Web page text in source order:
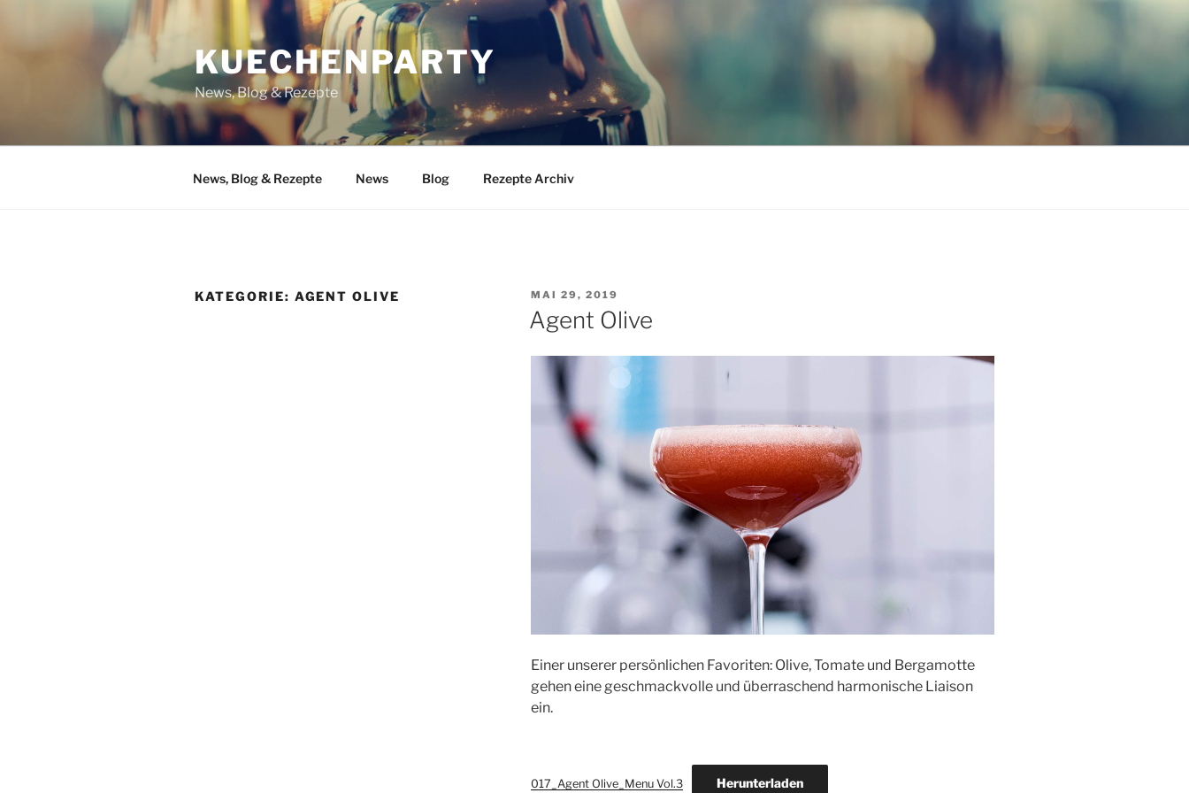
springen
KUECHENPARTY
News, Blog & Rezepte
News, Blog & Rezepte News Blog Rezepte Archiv
KATEGORIE: AGENT OLIVE
VERÖFFENTLICHT
AM
MAI 29, 2019
Agent Olive
Einer unserer persönlichen Favoriten: Olive, Tomate und Bergamotte
gehen eine geschmackvolle und überraschend harmonische Liaison
ein.
017_Agent Olive_Menu Vol.3 Herunterladen